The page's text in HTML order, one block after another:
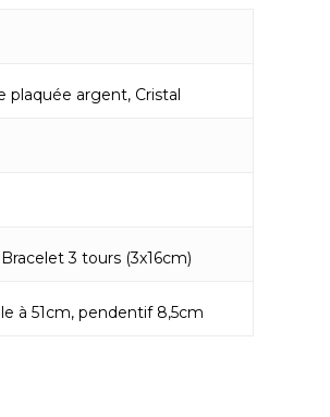
plaquée argent, Cristal
3 tours (3x16cm)
à 51cm, pendentif 8,5cm